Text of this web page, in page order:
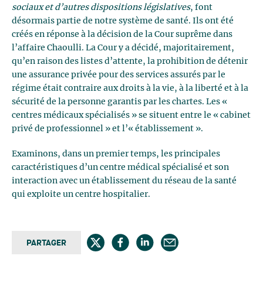
sociaux et d’autres dispositions législatives, font
désormais partie de notre système de santé. Ils ont été
créés en réponse à la décision de la Cour suprême dans
l’affaire Chaoulli. La Cour y a décidé, majoritairement,
qu’en raison des listes d’attente, la prohibition de détenir
une assurance privée pour des services assurés par le
régime était contraire aux droits à la vie, à la liberté et à la
sécurité de la personne garantis par les chartes. Les «
centres médicaux spécialisés » se situent entre le « cabinet
privé de professionnel » et l’« établissement ».
Examinons, dans un premier temps, les principales
caractéristiques d’un centre médical spécialisé et son
interaction avec un établissement du réseau de la santé
qui exploite un centre hospitalier.
PARTAGER